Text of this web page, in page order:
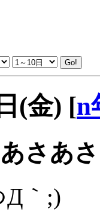
(金) [n
さあ
Д｀;)